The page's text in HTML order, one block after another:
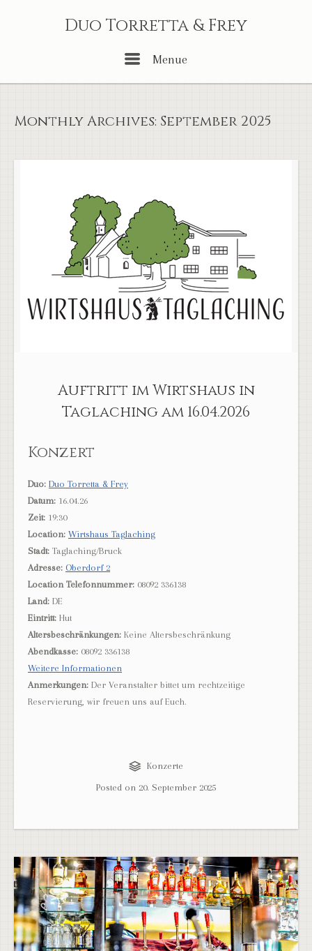
Duo Torretta & Frey
Menue
Monthly Archives: September 2025
Auftritt im Wirtshaus in
Taglaching am 16.04.2026
Konzert
Duo: Duo Torretta & Frey
Datum: 16.04.26
Zeit: 19:30
Location: Wirtshaus Taglaching
Stadt: Taglaching/Bruck
Adresse: Oberdorf 2
Location Telefonnummer: 08092 336138
Land: DE
Eintritt: Hut
Altersbeschränkungen: Keine Altersbeschränkung
Abendkasse: 08092 336138
Weitere Informationen
Anmerkungen: Der Veranstalter bittet um rechtzeitige
Reservierung, wir freuen uns auf Euch.
Konzerte
Posted on 20. September 2025